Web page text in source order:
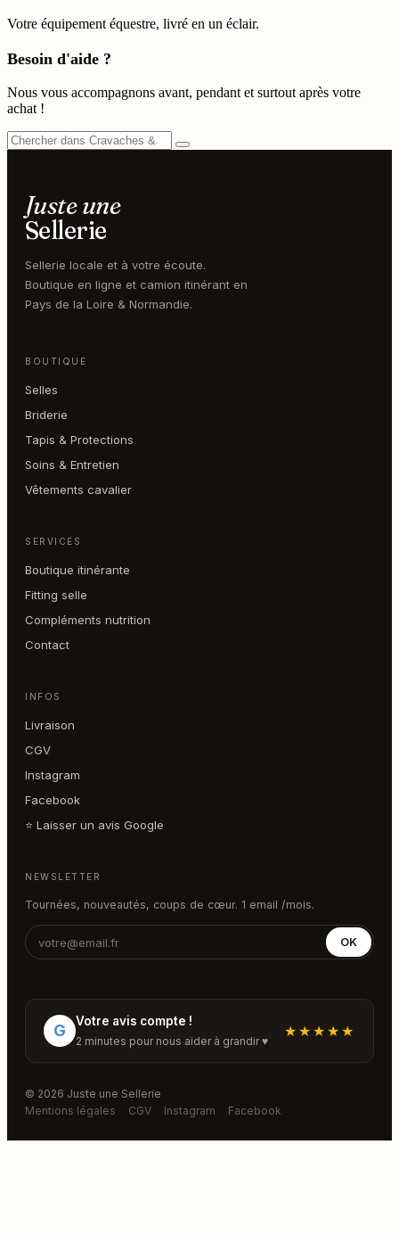
Votre équipement équestre, livré en un éclair.
Besoin d'aide ?
Nous vous accompagnons avant, pendant et surtout après votre
achat !
Juste une
Sellerie
Sellerie locale et à votre écoute.
Boutique en ligne et camion itinérant en
Pays de la Loire & Normandie.
BOUTIQUE
Selles
Briderie
Tapis & Protections
Soins & Entretien
Vêtements cavalier
SERVICES
Boutique itinérante
Fitting selle
Compléments nutrition
Contact
INFOS
Livraison
CGV
Instagram
Facebook
⭐ Laisser un avis Google
NEWSLETTER
Tournées, nouveautés, coups de cœur. 1 email /mois.
OK
G Votre avis compte !
2 minutes pour nous aider à grandir ♥
★★★★★
© 2026 Juste une Sellerie
Mentions légales
CGV Instagram Facebook